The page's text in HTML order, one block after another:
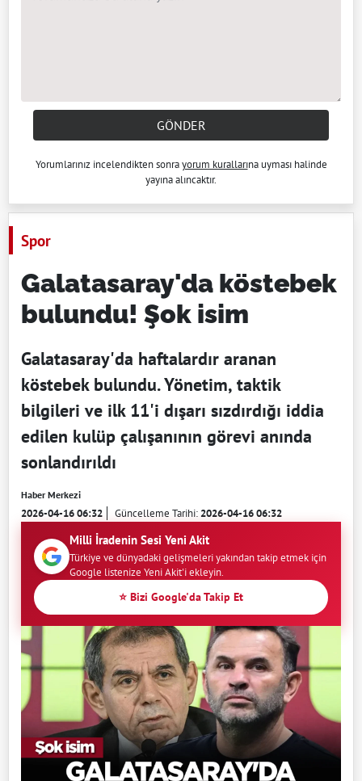
GÖNDER
Yorumlarınız incelendikten sonrayorum kurallarına uyması halinde
yayına alıncaktır.
Spor
Galatasaray'da köstebek
bulundu! Şok isim
Galatasaray'da haftalardır aranan
köstebek bulundu. Yönetim, taktik
bilgileri ve ilk 11'i dışarı sızdırdığı iddia
edilen kulüp çalışanının görevi anında
sonlandırıldı
Haber Merkezi
2026-04-16 06:32 Güncelleme Tarihi:2026-04-16 06:32
Milli İradenin Sesi Yeni Akit
Türkiye ve dünyadaki gelişmeleri yakından takip etmek için
Google listenize Yeni Akit'i ekleyin.
⭐ Bizi Google'da Takip Et